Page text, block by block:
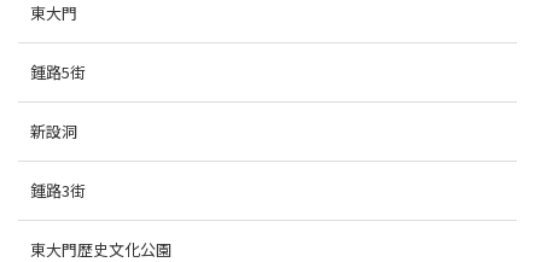
東大門
鍾路5街
新設洞
鍾路3街
東大門歴史文化公園